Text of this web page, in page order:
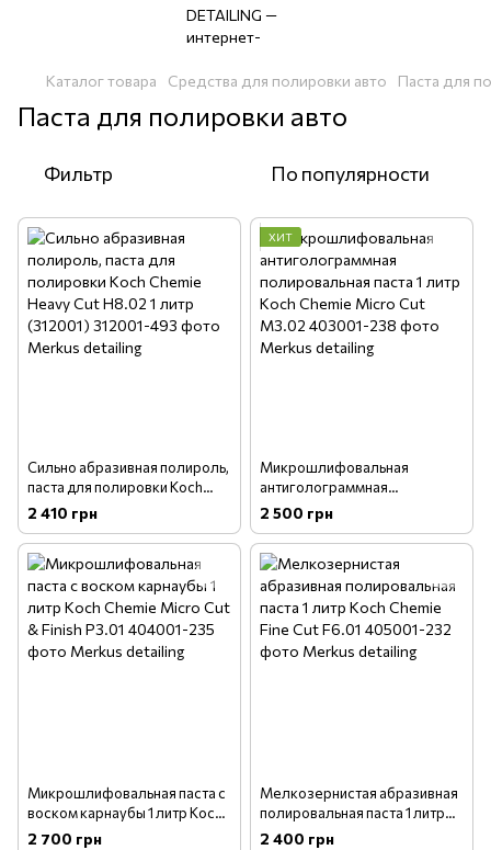
Каталог товара Средства для полировки авто Паста для
Паста для полировки авто
Фильтр По популярности
Сильно абразивная полироль,
паста для полировки Koch
Chemie Heavy Cut H8.02 1
литр (312001)
2 410 грн
ХИТ
Микрошлифовальная
антиголограммная
полировальная паста 1 литр
Koch Chemie Micro Cut M3.02
2 500 грн
Микрошлифовальная паста с
воском карнаубы 1 литр Koch
Chemie Micro Cut & Finish
2 700 грн
Мелкозернистая абразивная
полировальная паста 1 литр
Koch Chemie Fine Cut F6.01
2 400 грн